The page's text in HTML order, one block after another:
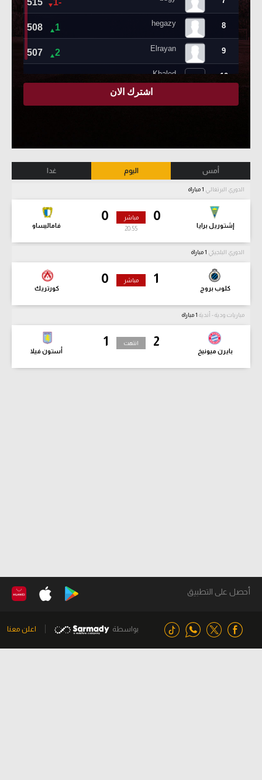
أمس اليوم غدا
الدوري البرتغالي
0
إشتوريل برايا
0
فاماليساو
مباشر
20:56
الدوري البلجيكي
1
كلوب بروج
0
كورتريك
مباشر
مباريات ودية - أندية
2
بايرن ميونيخ
1
أستون فيلا
انتهت
أحصل على التطبيق
بواسطة اعلن معنا